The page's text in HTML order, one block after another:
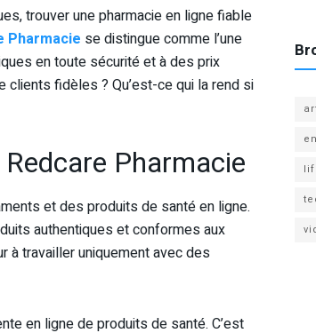
trouver une pharmacie en ligne fiable
Pharmacie se distingue comme l’une
en toute sécurité et à des prix
fidèles ? Qu’est-ce qui la rend si
Pharmacie
et des produits de santé en ligne.
authentiques et conformes aux
à travailler uniquement avec des
en ligne de produits de santé. C’est